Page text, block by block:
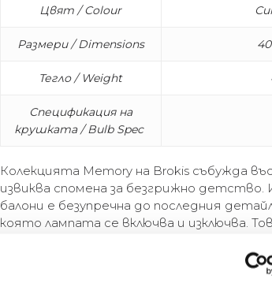
Цвят / Colour
Размери / Dimensions
Тегло / Weight
Спецификация на
крушката / Bulb Spec
Колекцията Memory на Brokis събужда
извиква спомена за безгрижно детство.
балони е безупречна до последния
която лампата се включва и изключва.
нейната най-проста и убедителна
се състои от лампи за таван и стена в
цветове. Предлагат се и поставки,